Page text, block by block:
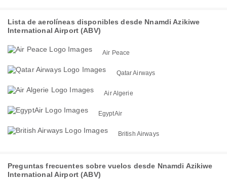
Lista de aerolíneas disponibles desde Nnamdi Azikiwe
International Airport (ABV)
Air Peace
Qatar Airways
Air Algerie
EgyptAir
British Airways
Preguntas frecuentes sobre vuelos desde Nnamdi Azikiwe
International Airport (ABV)